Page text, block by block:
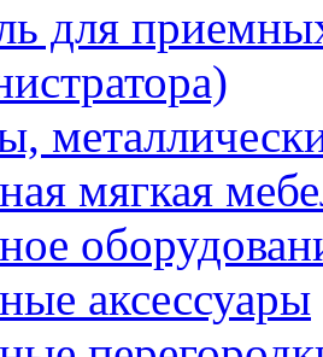
для
мягкая
аксессуары